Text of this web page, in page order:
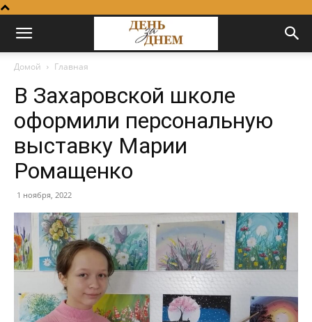
Домой Главная
В Захаровской школе
оформили персональную
выставку Марии
Ромащенко
1 ноября, 2022